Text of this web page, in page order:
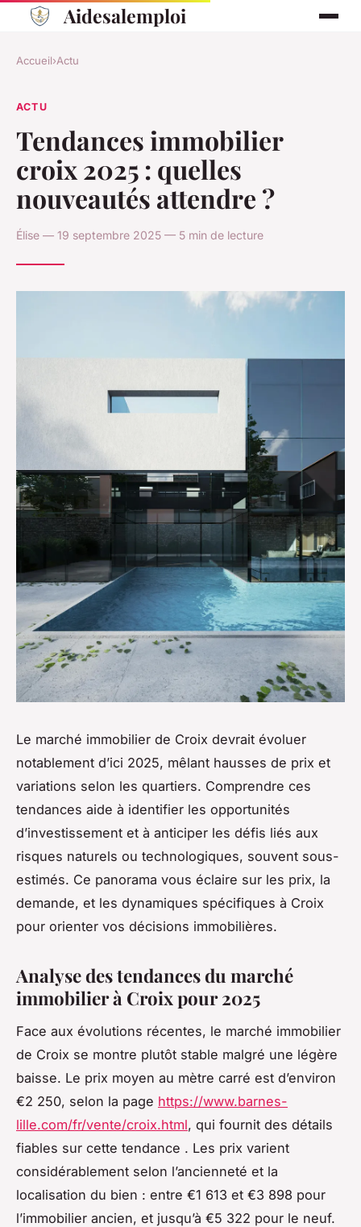
Aidesalemploi
Accueil›Actu
ACTU
Tendances immobilier
croix 2025 : quelles
nouveautés attendre ?
Élise — 19 septembre 2025 — 5 min de lecture
Le marché immobilier de Croix devrait évoluer
notablement d’ici 2025, mêlant hausses de prix et
variations selon les quartiers. Comprendre ces
tendances aide à identifier les opportunités
d’investissement et à anticiper les défis liés aux
risques naturels ou technologiques, souvent sous-
estimés. Ce panorama vous éclaire sur les prix, la
demande, et les dynamiques spécifiques à Croix
pour orienter vos décisions immobilières.
Analyse des tendances du marché
immobilier à Croix pour 2025
Face aux évolutions récentes, le marché immobilier
de Croix se montre plutôt stable malgré une légère
baisse. Le prix moyen au mètre carré est d’environ
€2 250, selon la page https://www.barnes-
lille.com/fr/vente/croix.html, qui fournit des détails
fiables sur cette tendance . Les prix varient
considérablement selon l’ancienneté et la
localisation du bien : entre €1 613 et €3 898 pour
l’immobilier ancien, et jusqu’à €5 322 pour le neuf.